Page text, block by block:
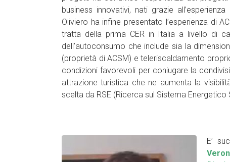
business innovativi, nati grazie
Oliviero ha infine presentato l’esperienza di
tratta della prima CER in Italia a livello di
dell’autoconsumo che include sia la
(proprietà di ACSM) e teleriscaldamento
condizioni favorevoli per coniugare la
attrazione turistica che ne aumenta la
scelta da RSE (Ricerca sul Sistema
E’